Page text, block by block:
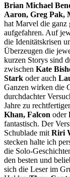
Brian Michael
Aaron, Greg Pak,
hat Marvel die ganz
aufgefahren. Auf
die Idenitätskrisen
Überzeugen die
kurzen Storys sind
zwischen Kate
Stark oder auch
Ganzen wirken die
durchdachter
Jahre zu
Khan, Falcon oder
fantastisch. Der
Schublade mit Riri
stecken halte ich
die Solo-
den besten und
sich die Leser im